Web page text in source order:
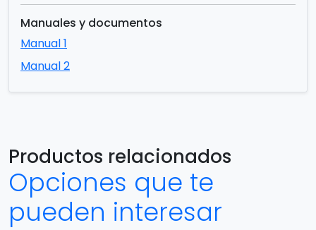
Manuales y documentos
Manual 1
Manual 2
Productos relacionados
Opciones que te
pueden interesar